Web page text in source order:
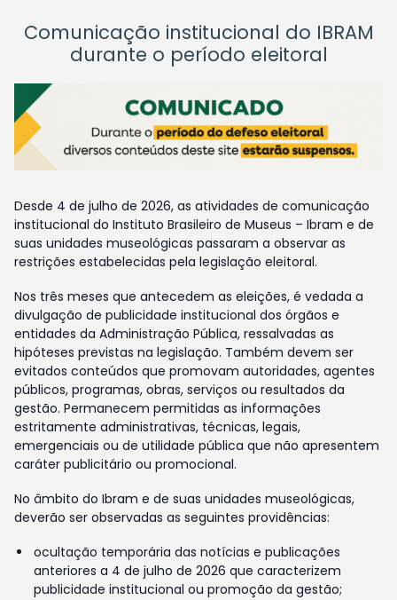
Comunicação institucional do IBRAM
durante o período eleitoral
Desde 4 de julho de 2026, as atividades de comunicação
institucional do Instituto Brasileiro de Museus – Ibram e de
suas unidades museológicas passaram a observar as
restrições estabelecidas pela legislação eleitoral.
Nos três meses que antecedem as eleições, é vedada a
divulgação de publicidade institucional dos órgãos e
entidades da Administração Pública, ressalvadas as
hipóteses previstas na legislação. Também devem ser
evitados conteúdos que promovam autoridades, agentes
públicos, programas, obras, serviços ou resultados da
gestão. Permanecem permitidas as informações
estritamente administrativas, técnicas, legais,
emergenciais ou de utilidade pública que não apresentem
caráter publicitário ou promocional.
No âmbito do Ibram e de suas unidades museológicas,
deverão ser observadas as seguintes providências:
ocultação temporária das notícias e publicações
anteriores a 4 de julho de 2026 que caracterizem
publicidade institucional ou promoção da gestão;